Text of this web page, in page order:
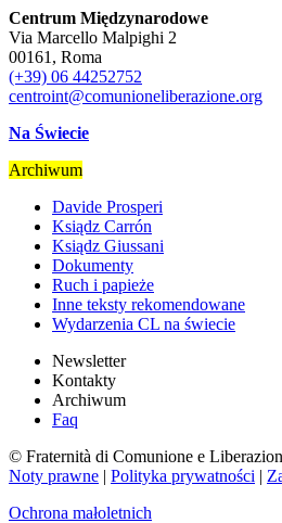
Centrum Międzynarodowe
Via Marcello Malpighi 2
00161, Roma
(+39) 06 44252752
centroint@comunioneliberazione.org
Na Świecie
Archiwum
Davide Prosperi
Ksiądz Carrón
Ksiądz Giussani
Dokumenty
Ruch i papieże
Inne teksty rekomendowane
Wydarzenia CL na świecie
Newsletter
Kontakty
Archiwum
Faq
© Fraternità di Comunione e
Noty prawne | Polityka prywatności |
Ochrona małoletnich